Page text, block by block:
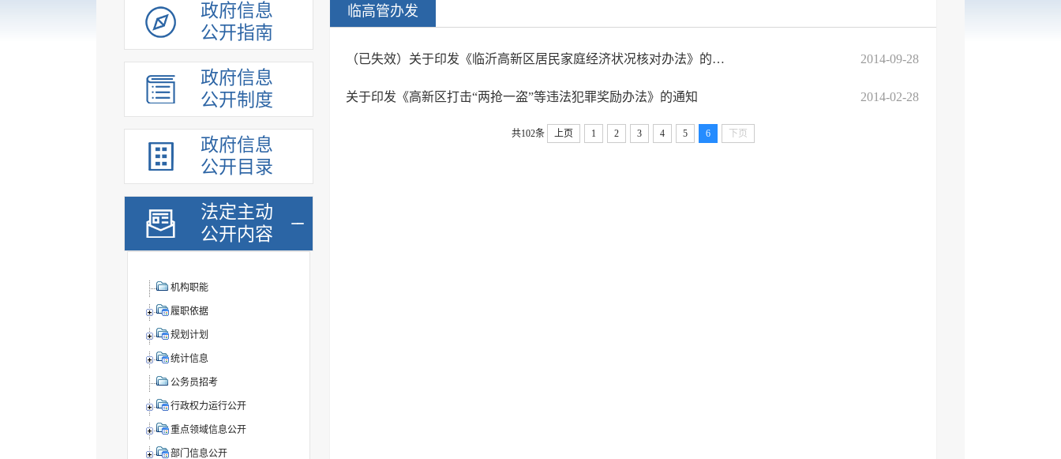
政府信息
公开指南
政府信息
公开制度
政府信息
公开目录
法定主动
公开内容
机构职能
履职依据
规划计划
统计信息
公务员招考
行政权力运行公开
重点领域信息公开
部门信息公开
临高管办发
（已失效）关于印发《临沂高新区居民家庭经济状况核对办法》的通知 2014-09-28
关于印发《高新区打击“两抢一盗”等违法犯罪奖励办法》的通知 2014-02-28
共102条 上页 1 2 3 4 5 6 下页